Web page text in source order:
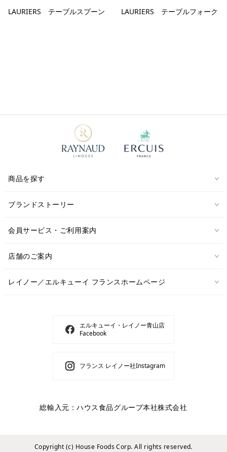
LAURIERS テーブルスプーン LAURIERS テーブルフォーク
商品を探す
ブランドストーリー
会員サービス・ご利用案内
店舗のご案内
レイノー／エルキューイ フランスホームページ
エルキューイ・レイノー青山店
Facebook
フランス レイノー社Instagram
総輸入元：ハウス食品グループ本社株式会社
Copyright (c) House Foods Corp. All rights reserved.